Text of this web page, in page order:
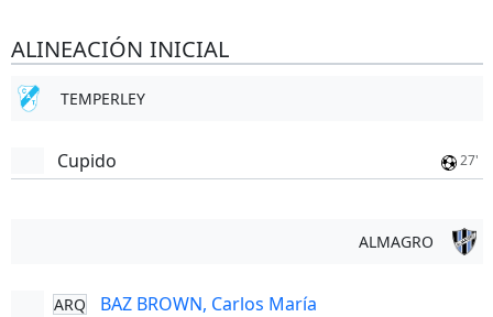
ALINEACIÓN INICIAL
TEMPERLEY
Cupido 27'
ALMAGRO
ARQ BAZ BROWN, Carlos María